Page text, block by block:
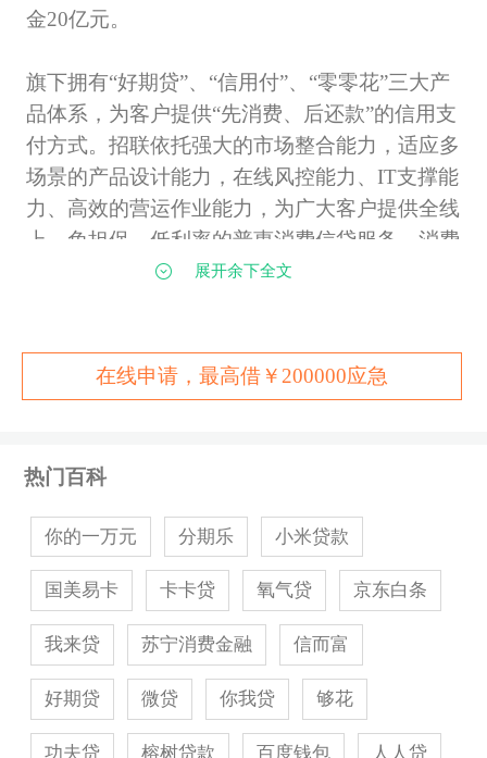
金20亿元。
旗下拥有“好期贷”、“信用付”、“零零花”三大产
品体系，为客户提供“先消费、后还款”的信用支
付方式。招联依托强大的市场整合能力，适应多
场景的产品设计能力，在线风控能力、IT支撑能
力、高效的营运作业能力，为广大客户提供全线
上、免担保、低利率的普惠消费信贷服务，消费
场景全面覆盖购物、旅游、教育、装修等多个行
据小编了解，招联好期贷是查征信上征信的。
竟是一款信用贷款产品，在申请贷款的时候，是
会要根据个人信用报告上面的信息来进行审核和
审批额度。另外，在招联好期贷上面的借款还款
明细，也是会有记录的。
好期贷上了征信又有些什么影响？
展开余下全文
在线申请，最高借￥200000应急
热门百科
你的一万元 分期乐 小米贷款
国美易卡 卡卡贷 氧气贷 京东白条
我来贷 苏宁消费金融 信而富
好期贷 微贷 你我贷 够花
功夫贷 榕树贷款 百度钱包 人人贷